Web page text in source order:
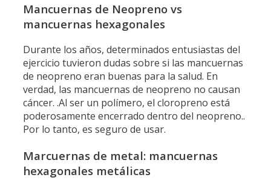
Mancuernas de Neopreno vs
mancuernas hexagonales
Durante los años, determinados entusiastas del
ejercicio tuvieron dudas sobre si las mancuernas
de neopreno eran buenas para la salud. En
verdad, las mancuernas de neopreno no causan
cáncer. .Al ser un polímero, el cloropreno está
poderosamente encerrado dentro del neopreno..
Por lo tanto, es seguro de usar.
Marcuernas de metal: mancuernas
hexagonales metálicas